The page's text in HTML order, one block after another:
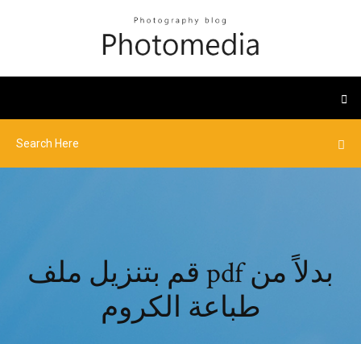
قم بتنزيل ملف pdf بدلاً من
طباعة الكروم